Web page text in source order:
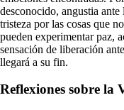
desconocido, angustia ante
tristeza por las cosas que
pueden experimentar paz,
sensación de liberación
llegará a su fin.
Reflexiones sobre la